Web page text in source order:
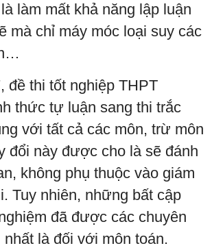
làm mất khả năng lập luận
mà chỉ máy móc loại suy các
đề thi tốt nghiệp THPT
thức tự luận sang thi trắc
với tất cả các môn, trừ môn
đổi này được cho là sẽ đánh
không phụ thuộc vào giám
Tuy nhiên, những bất cập
đã được các chuyên
nhất là đối với môn toán.